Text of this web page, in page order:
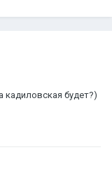
кадиловская будет?)